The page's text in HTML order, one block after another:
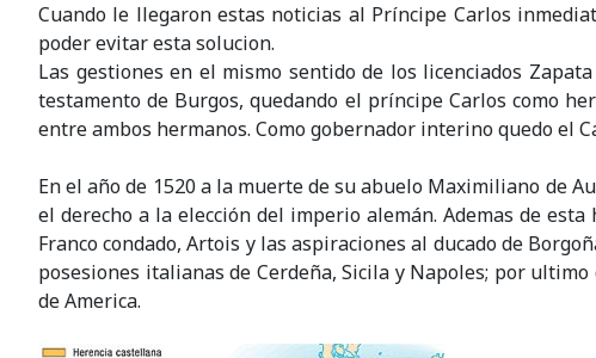
Cuando le llegaron estas noticias al Príncipe Carlos
poder evitar esta solucion.
Las gestiones en el mismo sentido de los licenciados
testamento de Burgos, quedando el príncipe Carlos como
entre ambos hermanos. Como gobernador interino quedo el
En el año de 1520 a la muerte de su abuelo Maximiliano de
el derecho a la elección del imperio alemán. Ademas de
Franco condado, Artois y las aspiraciones al ducado de
posesiones italianas de Cerdeña, Sicila y Napoles; por
de America.